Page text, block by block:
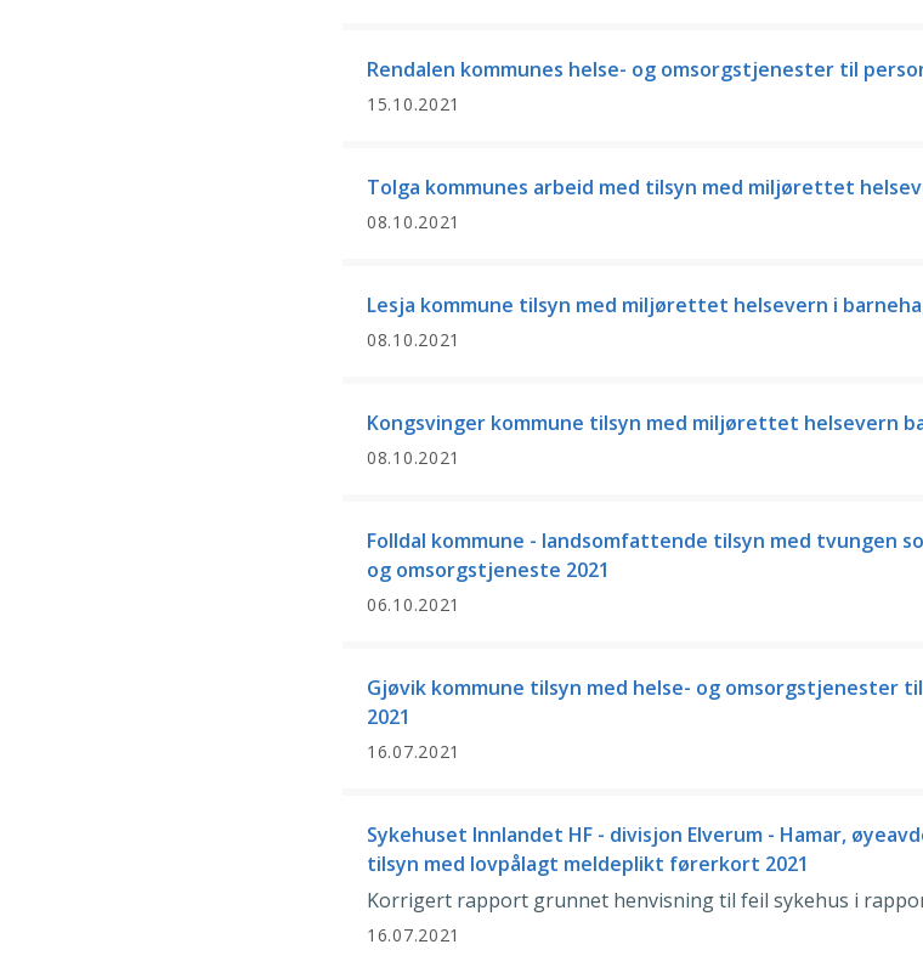
Rendalen kommunes helse- og omsorgstjenester til
15.10.2021
Tolga kommunes arbeid med tilsyn med miljørettet
08.10.2021
Lesja kommune tilsyn med miljørettet helsevern i
08.10.2021
Kongsvinger kommune tilsyn med miljørettet helsevern
08.10.2021
Folldal kommune - landsomfattende tilsyn med tvungen
og omsorgstjeneste 2021
06.10.2021
Gjøvik kommune tilsyn med helse- og omsorgstjenester
2021
16.07.2021
Sykehuset Innlandet HF - divisjon Elverum - Hamar,
tilsyn med lovpålagt meldeplikt førerkort 2021
Korrigert rapport grunnet henvisning til feil sykehus i
16.07.2021